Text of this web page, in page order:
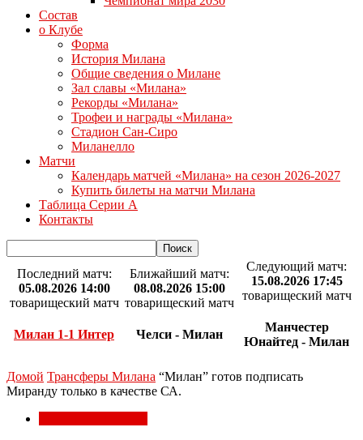
Состав
о Клубе
Форма
История Милана
Общие сведения о Милане
Зал славы «Милана»
Рекорды «Милана»
Трофеи и награды «Милана»
Стадион Сан-Сиро
Миланелло
Матчи
Календарь матчей «Милана» на сезон 2026-2027
Купить билеты на матчи Милана
Таблица Серии А
Контакты
Последний матч:
05.08.2026 14:00
товарищеский матч
Милан 1-1 Интер
Ближайший матч:
08.08.2026 15:00
товарищеский матч
Челси - Милан
Следующий матч:
15.08.2026 17:45
товарищеский матч
Манчестер
Юнайтед - Милан
Домой Трансферы Милана “Милан” готов подписать
Миранду только в качестве СА.